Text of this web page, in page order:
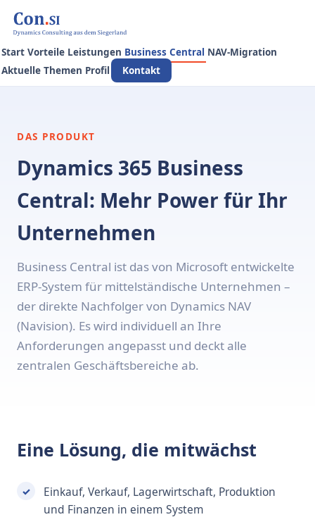
Start Vorteile Leistungen Business Central NAV-Migration
Aktuelle Themen Profil Kontakt
DAS PRODUKT
Dynamics 365 Business
Central: Mehr Power für Ihr
Unternehmen
Business Central ist das von Microsoft entwickelte
ERP-System für mittelständische Unternehmen –
der direkte Nachfolger von Dynamics NAV
(Navision). Es wird individuell an Ihre
Anforderungen angepasst und deckt alle
zentralen Geschäftsbereiche ab.
Eine Lösung, die mitwächst
Einkauf, Verkauf, Lagerwirtschaft, Produktion
und Finanzen in einem System